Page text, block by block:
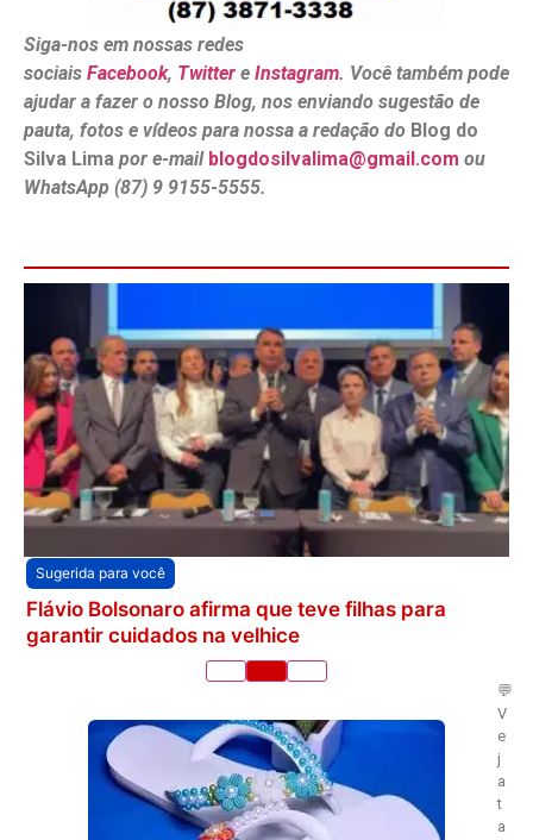
Siga-nos em nossas redes
sociais Facebook, Twitter e Instagram. Você também pode
ajudar a fazer o nosso Blog, nos enviando sugestão de
pauta, fotos e vídeos para nossa a redação do Blog do
Silva Lima por e-mail blogdosilvalima@gmail.com ou
WhatsApp (87) 9 9155-5555.
Sugerida para você
Flávio Bolsonaro afirma que teve filhas para
garantir cuidados na velhice
💬
V
e
j
a
t
a